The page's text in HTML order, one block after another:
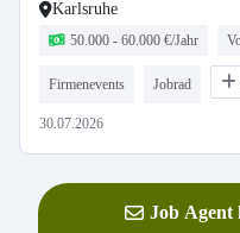
Karlsruhe
50.000 - 60.000 €/Jahr
Firmenevents Jobrad
30.07.2026
Job Agent